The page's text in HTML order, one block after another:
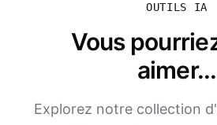
OUTILS IA
Vous
aimer...
Explorez notre collection